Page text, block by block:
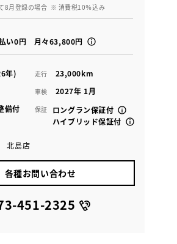
8月登録の場合 ※ 消費税10％込み
い0円 月々63,800円
年) 走行 23,000km
車検 2027年 1月
備付 保証
ロングラン保証付
ハイブリッド保証付
北島店
各種お問い合わせ
451-2325